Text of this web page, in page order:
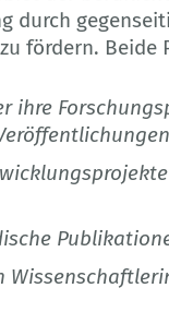
durch
fördern. Beide
ihre